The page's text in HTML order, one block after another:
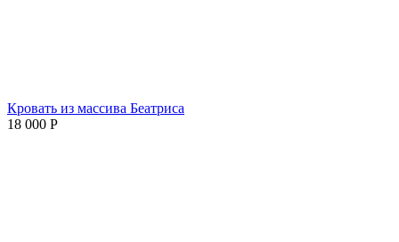
Кровать из массива Беатриса
18 000 Р